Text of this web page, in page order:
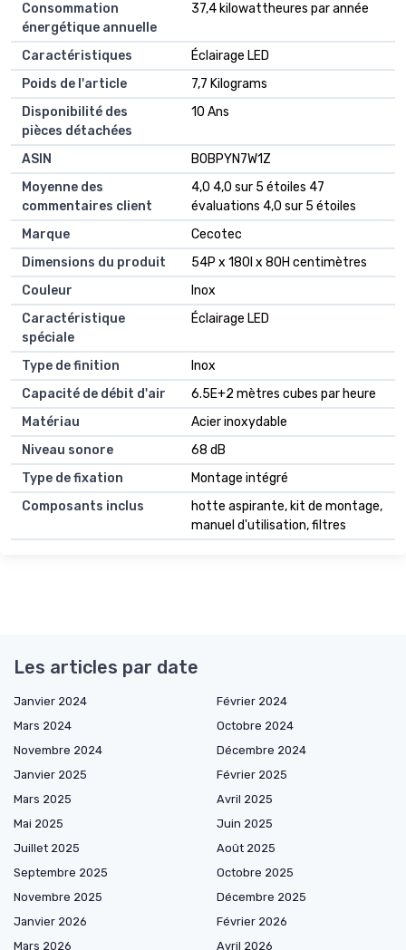
Consommation
énergétique annuelle
‎37,4 kilowattheures par année
Caractéristiques
‎Éclairage LED
Poids de l'article
‎7,7 Kilograms
Disponibilité des
pièces détachées
‎10 Ans
ASIN
B0BPYN7W1Z
Moyenne des
commentaires client
4,0 4,0 sur 5 étoiles 47
évaluations 4,0 sur 5 étoiles
Marque
Cecotec
Dimensions du produit
54P x 180l x 80H centimètres
Couleur
Inox
Caractéristique
spéciale
Éclairage LED
Type de finition
Inox
Capacité de débit d'air
6.5E+2 mètres cubes par heure
Matériau
Acier inoxydable
Niveau sonore
68 dB
Type de fixation
Montage intégré
Composants inclus
hotte aspirante, kit de montage,
manuel d'utilisation, filtres
Les articles par date
Janvier 2024
Février 2024
Mars 2024
Octobre 2024
Novembre 2024
Décembre 2024
Janvier 2025
Février 2025
Mars 2025
Avril 2025
Mai 2025
Juin 2025
Juillet 2025
Août 2025
Septembre 2025
Octobre 2025
Novembre 2025
Décembre 2025
Janvier 2026
Février 2026
Mars 2026
Avril 2026